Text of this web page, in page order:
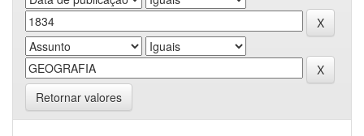
Retornar valores